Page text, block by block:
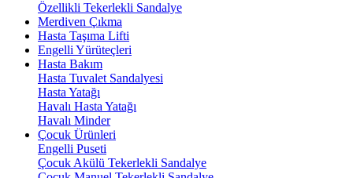
Özellikli Tekerlekli Sandalye
Merdiven Çıkma
Hasta Taşıma Lifti
Engelli Yürüteçleri
Hasta Bakım
Hasta Tuvalet Sandalyesi
Hasta Yatağı
Havalı Hasta Yatağı
Havalı Minder
Çocuk Ürünleri
Engelli Puseti
Çocuk Akülü Tekerlekli Sandalye